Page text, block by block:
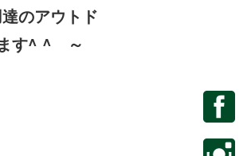
のアウトド
ます^ ^ ～